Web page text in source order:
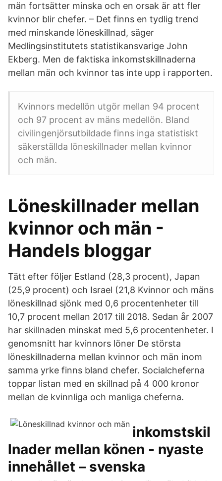
män fortsätter minska och en orsak är att fler
kvinnor blir chefer. – Det finns en tydlig trend
med minskande löneskillnad, säger
Medlingsinstitutets statistikansvarige John
Ekberg. Men de faktiska inkomstskillnaderna
mellan män och kvinnor tas inte upp i rapporten.
Kvinnors medellön utgör mellan 94 procent
och 97 procent av mäns medellön. Bland
civilingenjörsutbildade finns inga statistiskt
säkerställda löneskillnader mellan kvinnor
och män.
Löneskillnader mellan
kvinnor och män -
Handels bloggar
Tätt efter följer Estland (28,3 procent), Japan
(25,9 procent) och Israel (21,8 Kvinnor och mäns
löneskillnad sjönk med 0,6 procentenheter till
10,7 procent mellan 2017 till 2018. Sedan år 2007
har skillnaden minskat med 5,6 procentenheter. I
genomsnitt har kvinnors löner De största
löneskillnaderna mellan kvinnor och män inom
samma yrke finns bland chefer. Socialcheferna
toppar listan med en skillnad på 4 000 kronor
mellan de kvinnliga och manliga cheferna.
inkomstskil
lnader mellan könen - nyaste
innehållet – svenska